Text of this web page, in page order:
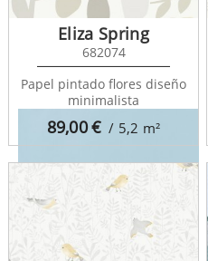
89,00€ / 5,2 m²
Eliza Spring
682074
Papel pintado flores diseño
minimalista